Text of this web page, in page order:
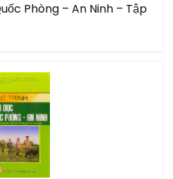
Phòng – An Ninh – Tập